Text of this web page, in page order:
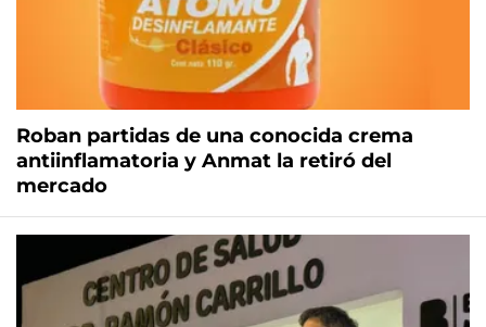
Roban partidas de una conocida crema
antiinflamatoria y Anmat la retiró del
mercado